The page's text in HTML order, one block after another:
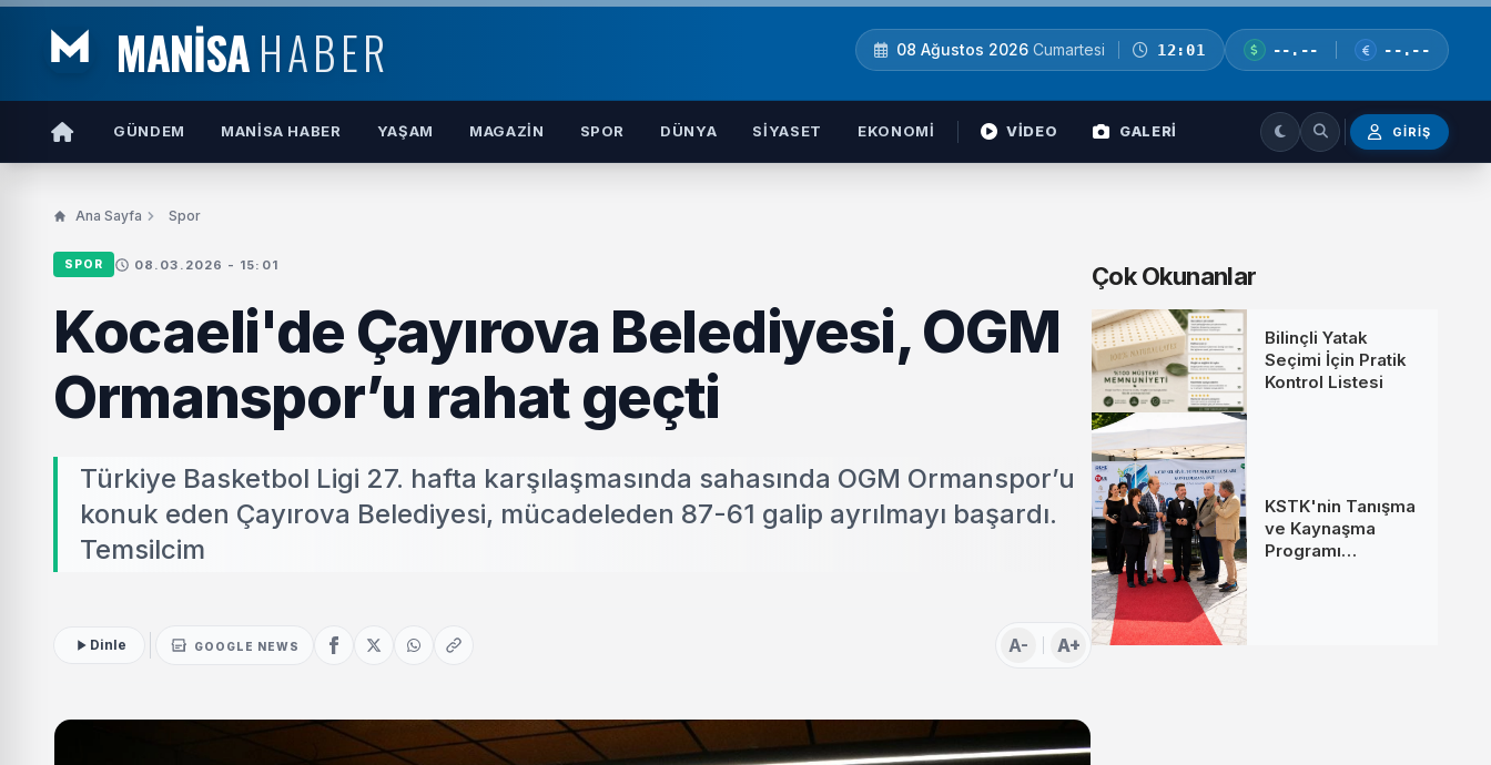
MANİSAHABER 08 Ağustos 2026 Cumartesi 12:01 --.-- --.--
GÜNDEM MANISA HABER YAŞAM MAGAZIN SPOR DÜNYA SIYASET EKONOMI VİDEO GALERİ GIRIŞ
Ana Sayfa Spor
SPOR 08.03.2026 - 15:01
Kocaeli'de Çayırova Belediyesi, OGM
Ormanspor’u rahat geçti
Türkiye Basketbol Ligi 27. hafta karşılaşmasında sahasında OGM Ormanspor’u
konuk eden Çayırova Belediyesi, mücadeleden 87-61 galip ayrılmayı başardı.
Temsilcim
Dinle GOOGLE NEWS A- A+
Çok Okunanlar
Bilinçli Yatak
Seçimi İçin Pratik
Kontrol Listesi
KSTK'nin Tanışma
ve Kaynaşma
Programı